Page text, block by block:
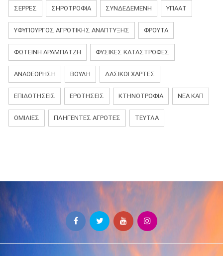
ΣΕΡΡΕΣ ΣΗΡΟΤΡΟΦΙΑ ΣΥΝΔΕΔΕΜΕΝΗ ΥΠΑΑΤ
ΥΦΥΠΟΥΡΓΟΣ ΑΓΡΟΤΙΚΗΣ ΑΝΑΠΤΥΞΗΣ ΦΡΟΥΤΑ
ΦΩΤΕΙΝΗ ΑΡΑΜΠΑΤΖΗ ΦΥΣΙΚΈΣ ΚΑΤΑΣΤΡΟΦΈΣ
ΑΝΑΘΕΏΡΗΣΗ ΒΟΥΛΉ ΔΑΣΙΚΟΊ ΧΆΡΤΕΣ
ΕΠΙΔΟΤΉΣΕΙΣ ΕΡΩΤΉΣΕΙΣ ΚΤΗΝΟΤΡΟΦΊΑ ΝΈΑ ΚΑΠ
ΟΜΙΛΊΕΣ ΠΛΗΓΈΝΤΕΣ ΑΓΡΌΤΕΣ ΤΕΎΤΛΑ